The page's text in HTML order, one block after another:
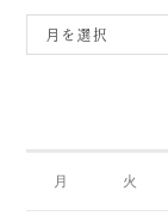
月を選択
月 火